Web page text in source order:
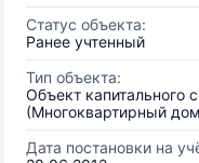
Статус объекта:
Ранее учтенный
Тип объекта:
Объект капитального
(Многоквартирный
Дата постановки на